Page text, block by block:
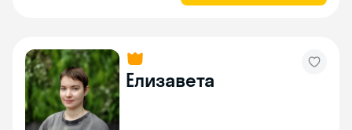
Елизавета